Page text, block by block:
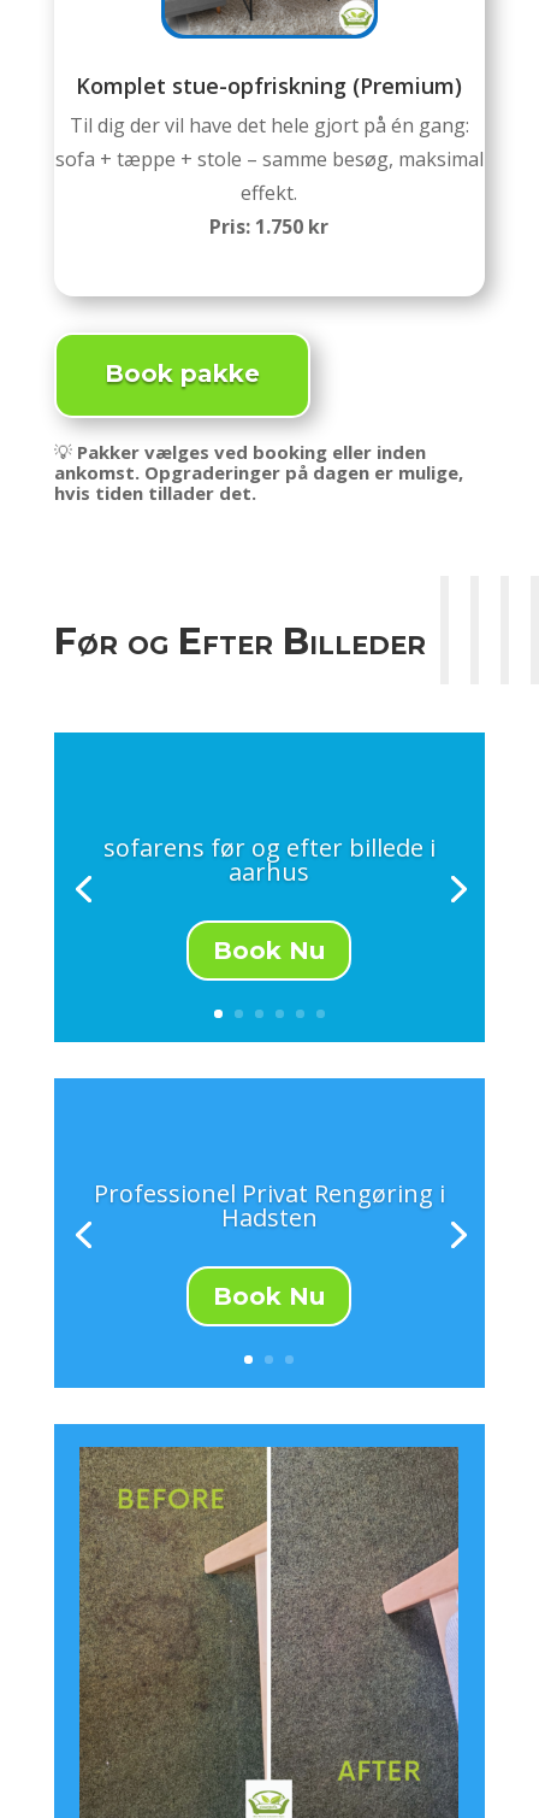
Komplet stue-opfriskning (Premium)
Til dig der vil have det hele gjort på én gang:
sofa + tæppe + stole – samme besøg, maksimal
effekt.
Pris: 1.750 kr
Book pakke
💡 Pakker vælges ved booking eller inden
ankomst. Opgraderinger på dagen er mulige,
hvis tiden tillader det.
Før og Efter Billeder
sofarens før og efter billede i
aarhus
Book Nu
Professionel Privat Rengøring i
Hadsten
Book Nu